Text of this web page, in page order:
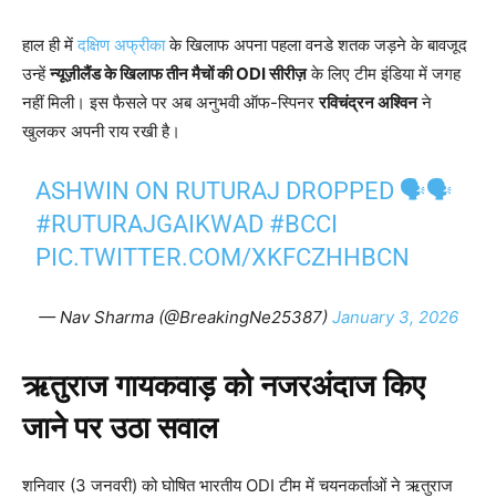
हाल ही मेंदक्षिण अफ्रीकाके खिलाफ अपना पहला वनडे शतक जड़ने के बावजूद
उन्हेंन्यूज़ीलैंड के खिलाफ तीन मैचों की ODIसीरीज़के लिए टीम इंडिया में जगह
नहीं मिली। इस फैसले पर अब अनुभवी ऑफ-स्पिनररविचंद्रन अश्विनने
खुलकर अपनी राय रखी है।
ASHWIN ON RUTURAJ DROPPED 🗣️🗣️
#RUTURAJGAIKWAD #BCCI
PIC.TWITTER.COM/XKFCZHHBCN
— Nav Sharma (@BreakingNe25387) January 3, 2026
ऋतुराज गायकवाड़ को नजरअंदाज किए
जाने पर उठा सवाल
शनिवार (3 जनवरी) को घोषित भारतीय ODI टीम में चयनकर्ताओं ने ऋतुराज